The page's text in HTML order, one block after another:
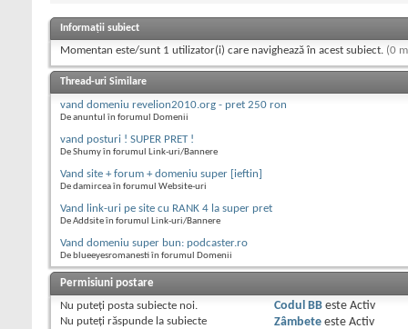
Informații subiect
Momentan este/sunt 1 utilizator(i) care navighează în acest subiect. (0
Thread-uri Similare
vand domeniu revelion2010.org - pret 250 ron
De anuntul în forumul Domenii
vand posturi ! SUPER PRET !
De Shumy în forumul Link-uri/Bannere
Vand site + forum + domeniu super [ieftin]
De damircea în forumul Website-uri
Vand link-uri pe site cu RANK 4 la super pret
De Addsite în forumul Link-uri/Bannere
Vand domeniu super bun: podcaster.ro
De blueeyesromanesti în forumul Domenii
Permisiuni postare
Nu puteţi posta subiecte noi.
Nu puteţi răspunde la subiecte
Codul BBeste Activ
Zâmbeteeste Activ